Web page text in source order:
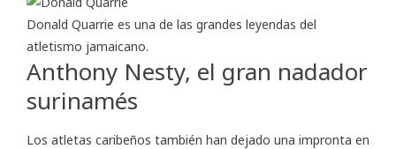
Donald Quarrie es una de las grandes leyendas del
atletismo jamaicano.
Anthony Nesty, el gran nadador
surinamés
Los atletas caribeños también han dejado una impronta en